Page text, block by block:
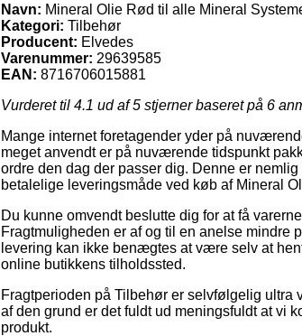
Navn: Mineral Olie Rød til alle Mineral
Kategori: Tilbehør
Producent: Elvedes
Varenummer: 29639585
EAN: 8716706015881
Vurderet til 4.1 ud af 5 stjerner baseret på 6
Mange internet foretagender yder på
meget anvendt er på nuværende tidspunkt
ordre den dag der passer dig. Denne er
betalelige leveringsmåde ved køb af Mineral
Du kunne omvendt beslutte dig for at få
Fragtmuligheden er af og til en anelse
levering kan ikke benægtes at være selv at
online butikkens tilholdssted.
Fragtperioden på Tilbehør er selvfølgelig ultra
af den grund er det fuldt ud meningsfuldt at vi
produkt.